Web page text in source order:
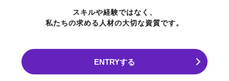
スキルや経験ではなく、
私たちの求める人材の大切な資質です。
ENTRYする